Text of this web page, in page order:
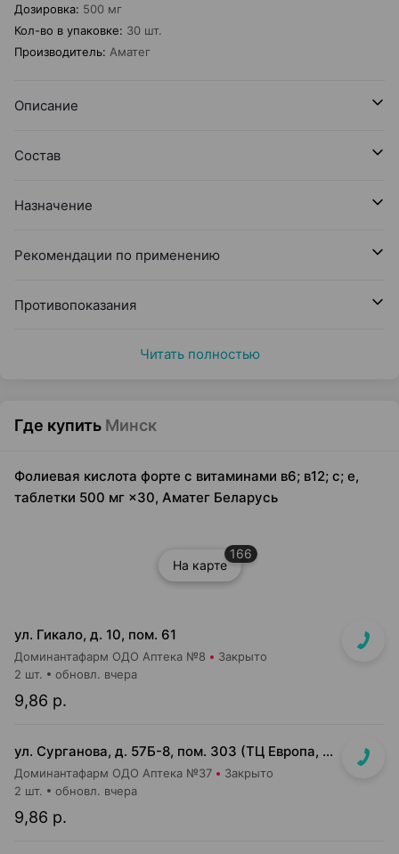
Дозировка: 500 мг
Кол-во в упаковке: 30 шт.
Производитель: Аматег
Описание
Состав
Назначение
Рекомендации по применению
Противопоказания
Читать полностью
Где купить Минск
Фолиевая кислота форте с витаминами в6; в12; с; е,
таблетки 500 мг ×30, Аматег Беларусь
На карте
166
ул. Гикало, д. 10, пом. 61
Доминантафарм ОДО Аптека №8 Закрыто
9,86 р.
2 шт. обновл. вчера
ул. Сурганова, д. 57Б-8, пом. 303 (ТЦ Европа, 3 этаж)
Доминантафарм ОДО Аптека №37 Закрыто
9,86 р.
2 шт. обновл. вчера